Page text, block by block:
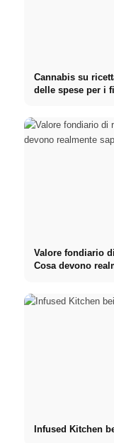
Cannabis su
delle spese per i
Valore fondiario
Cosa devono
Infused Kitchen